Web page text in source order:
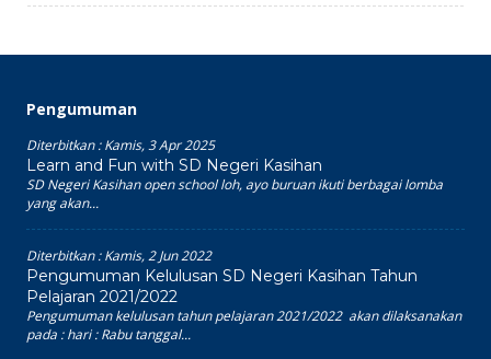
Pengumuman
Diterbitkan :Kamis, 3 Apr 2025
Learn and Fun with SD Negeri Kasihan
SD Negeri Kasihan open school loh, ayo buruan ikuti berbagai lomba
yang akan...
Diterbitkan :Kamis, 2 Jun 2022
Pengumuman Kelulusan SD Negeri Kasihan Tahun
Pelajaran 2021/2022
Pengumuman kelulusan tahun pelajaran 2021/2022 akan dilaksanakan
pada : hari : Rabu tanggal...